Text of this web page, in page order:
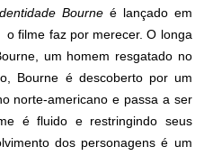
Bourne é lançado em
filme faz por merecer. O longa
um homem resgatado no
Bourne é descoberto por um
norte-americano e passa a ser
é fluido e restringindo seus
dos personagens é um